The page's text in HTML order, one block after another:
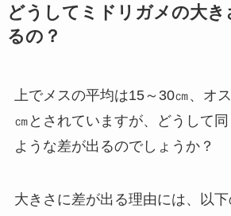
どうしてミドリガメの大き
るの？
上でメスの平均は15～30㎝、オ
㎝とされていますが、どうして
ような差が出るのでしょうか？
大きさに差が出る理由には、以